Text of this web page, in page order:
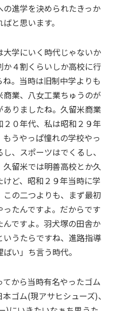
進学を決められたきっか
と思います。
学にいく時代じゃないか
４割くらいしか高校に行
。当時は旧制中学よりも
業、八女工業ちゅうのが
りましたね。久留米商業
０年代、私は昭和２９年
うやっぱ憧れの学校やっ
、スポーツはでくるし、
留米では明善高校とか久
ど、昭和２９年当時に学
の二つよりも、まず最初
たんですよ。だからです
ですよ。羽犬塚の田舎か
うたらですね、進路指導
い」ち言う時代。
から当時有名やったゴム
ゴム(現アサヒシューズ)、